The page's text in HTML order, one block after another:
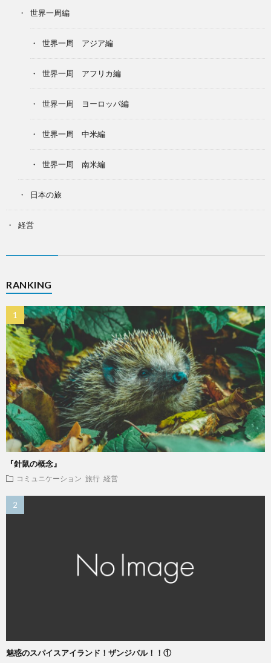
世界一周編
世界一周 アジア編
世界一周 アフリカ編
世界一周 ヨーロッパ編
世界一周 中米編
世界一周 南米編
日本の旅
経営
RANKING
『針鼠の概念』
コミュニケーション 旅行 経営
魅惑のスパイスアイランド！ザンジバル！！①